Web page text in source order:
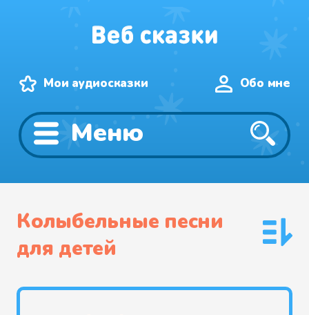
Мои аудиосказки Обо мне
Меню
Колыбельные песни
для детей